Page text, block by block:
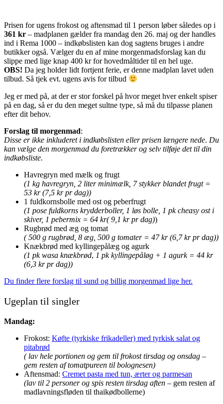
Prisen for ugens frokost og aftensmad til 1 person løber således op i
361 kr – madplanen gælder fra mandag den 26. maj og der handles
ind i Rema 1000 – indkøbslisten kan dog sagtens bruges i andre
butikker også. Vælger du en af mine morgenmadsforslag kan du
slippe med lige knap 400 kr for hovedmåltider til en hel uge.
OBS! Da jeg holder lidt fortjent ferie, er denne madplan lavet uden
tilbud. Så tjek evt. ugens avis for tilbud
Jeg er med på, at der er stor forskel på hvor meget hver enkelt spiser
på en dag, så er du den meget sultne type, så må du tilpasse planen
efter dit behov.
Forslag til morgenmad:
Disse er ikke inkluderet i indkøbslisten eller prisen længere nede. Du
kan vælge den morgenmad du foretrækker og selv tilføje det til din
indkøbsliste.
Havregryn med mælk og frugt
(1 kg havregryn, 2 liter minimælk, 7 stykker blandet frugt =
53 kr (7,5 kr pr dag))
1 fuldkornsbolle med ost og peberfrugt
(1 pose fuldkorns krydderboller, 1 løs bolle, 1 pk cheasy ost i
skiver, 1 pebermix = 64 kr( 9,1 kr pr dag))
Rugbrød med æg og tomat
( 500 g rugbrød, 8 æg, 500 g tomater = 47 kr (6,7 kr pr dag))
Knækbrød med kyllingepålæg og agurk
(1 pk wasa knækbrød, 1 pk kyllingepåløg + 1 agurk = 44 kr
(6,3 kr pr dag))
Du finder flere forslag til sund og billig morgenmad lige her.
Ugeplan til singler
Mandag:
Frokost: Køfte (tyrkiske frikadeller) med tyrkisk salat og
pitabrød
( lav hele portionen og gem til frokost tirsdag og onsdag –
gem resten af tomatpureen til bolognesen)
Aftensmad: Cremet pasta med tun, ærter og parmesan
(lav til 2 personer og spis resten tirsdag aften – gem resten af
madlavningsfløden til thaikødbollerne)